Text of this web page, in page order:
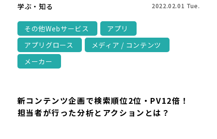
学ぶ・知る 2022.02.01 Tue.
その他Webサービス
アプリ
アプリグロース
メディア / コンテンツ
メーカー
新コンテンツ企画で検索順位2位・PV12倍！
担当者が行った分析とアクションとは？